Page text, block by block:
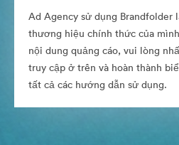
Ad Agency sử dụng Brandfolder
thương hiệu chính thức của
nội dung quảng cáo, vui lòng
truy cập ở trên và hoàn thành
tất cả các hướng dẫn sử dụng.